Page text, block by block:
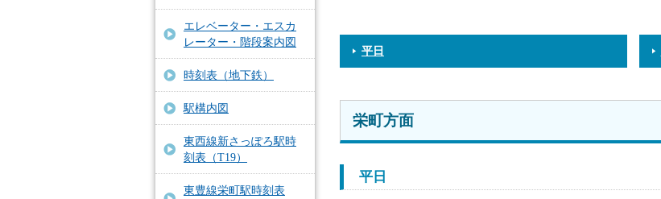
エレベーター・エスカ
レーター・階段案内図
時刻表（地下鉄）
駅構内図
東西線新さっぽろ駅時
刻表（T19）
東豊線栄町駅時刻表
平日
栄町方面
平日